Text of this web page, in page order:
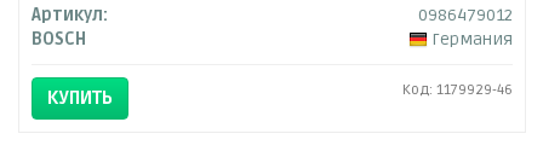
Артикул:
0986479012
BOSCH
Германия
КУПИТЬ Код: 1179929-46